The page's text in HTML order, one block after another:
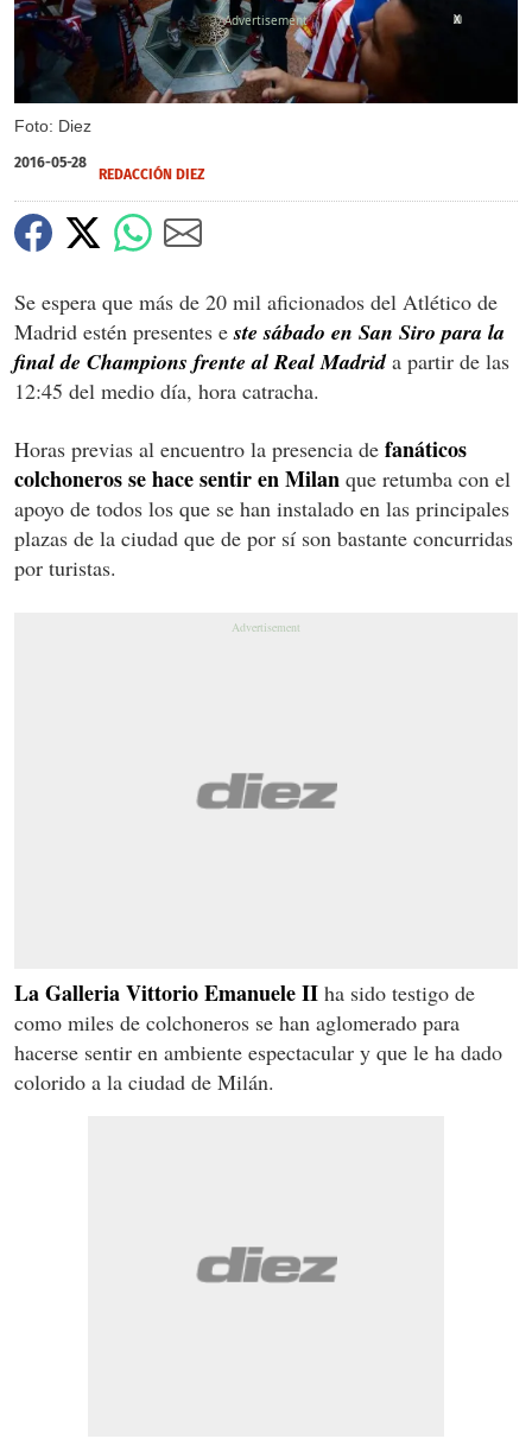
Foto: Diez
X
2016-05-28
REDACCIÓN DIEZ
Se espera que más de 20 mil aficionados del Atlético de
Madrid estén presentes este sábado en San Siro para la
final de Champions frente al Real Madrida partir de las
12:45 del medio día, hora catracha.
Horas previas al encuentro la presencia de fanáticos
colchoneros se hace sentir en Milan que retumba con el
apoyo de todos los que se han instalado en las principales
plazas de la ciudad que de por sí son bastante concurridas
por turistas.
La Galleria Vittorio Emanuele II ha sido testigo de
como miles de colchoneros se han aglomerado para
hacerse sentir en ambiente espectacular y que le ha dado
colorido a la ciudad de Milán.